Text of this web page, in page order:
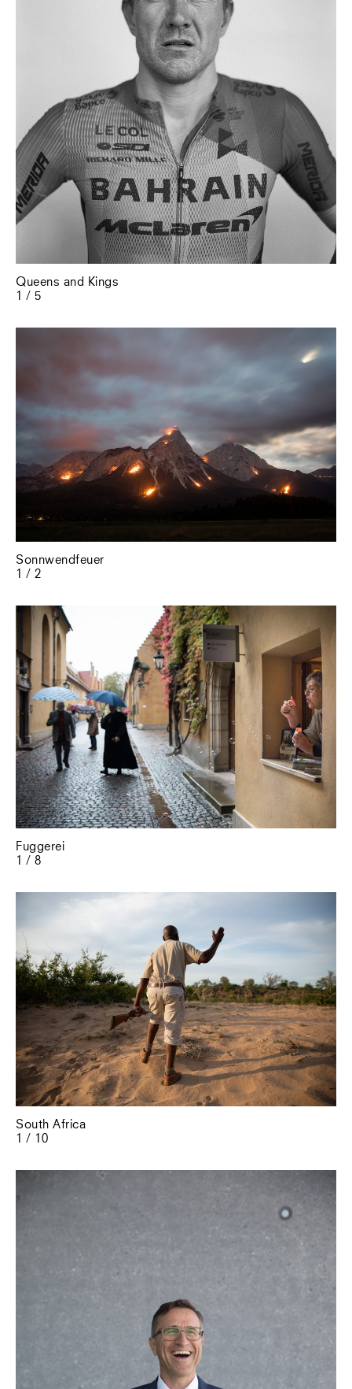
Queens and Kings
1 / 5
Sonnwendfeuer
1 / 2
Fuggerei
1 / 8
South Africa
1 / 10